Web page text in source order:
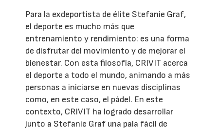
Para la exdeportista de élite Stefanie Graf,
el deporte es mucho más que
entrenamiento y rendimiento: es una forma
de disfrutar del movimiento y de mejorar el
bienestar. Con esta filosofía, CRIVIT acerca
el deporte a todo el mundo, animando a más
personas a iniciarse en nuevas disciplinas
como, en este caso, el pádel. En este
contexto, CRIVIT ha logrado desarrollar
junto a Stefanie Graf una pala fácil de